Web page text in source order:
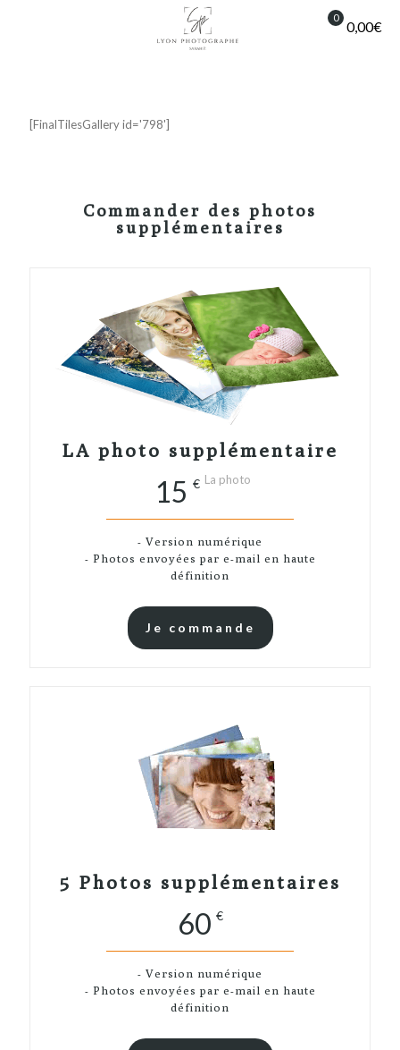
0
0,00€
[FinalTilesGallery id='798']
Commander des photos
supplémentaires
LA photo supplémentaire
15 € La photo
- Version numérique
- Photos envoyées par e-mail en haute
définition
Je commande
5 Photos supplémentaires
60 €
- Version numérique
- Photos envoyées par e-mail en haute
définition